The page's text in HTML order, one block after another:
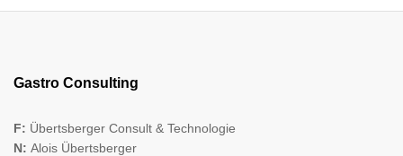
Gastro Consulting
F: Übertsberger Consult & Technologie
N: Alois Übertsberger